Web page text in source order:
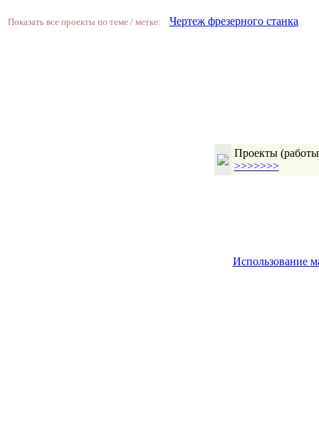
Показать все проекты по теме / метке: Чертеж фрезерного станка
Проекты
>>>>>>>
Использование